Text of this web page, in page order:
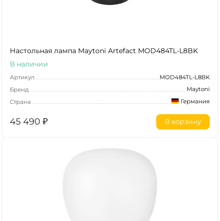
Настольная лампа Maytoni Artefact MOD484TL-L8BK
В наличии
Артикул
MOD484TL-L8BK
Бренд
Maytoni
Страна
Германия
45 490 ₽ В корзину